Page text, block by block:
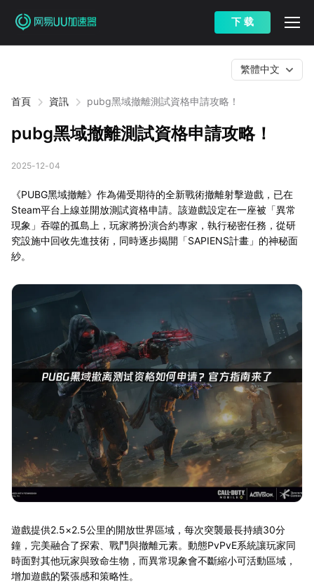
下 载
首頁 資訊 pubg黑域撤離測試資格申請攻略！
繁體中文
pubg黑域撤離測試資格申請攻略！
2025-12-04
《PUBG黑域撤離》作為備受期待的全新戰術撤離射擊遊戲，已在
Steam平台上線並開放測試資格申請。該遊戲設定在一座被「異常
現象」吞噬的孤島上，玩家將扮演合約專家，執行秘密任務，從研
究設施中回收先進技術，同時逐步揭開「SAPIENS計畫」的神秘面
紗。
遊戲提供2.5×2.5公里的開放世界區域，每次突襲最長持續30分
鐘，完美融合了探索、戰鬥與撤離元素。動態PvPvE系統讓玩家同
時面對其他玩家與致命生物，而異常現象會不斷縮小可活動區域，
增加遊戲的緊張感和策略性。